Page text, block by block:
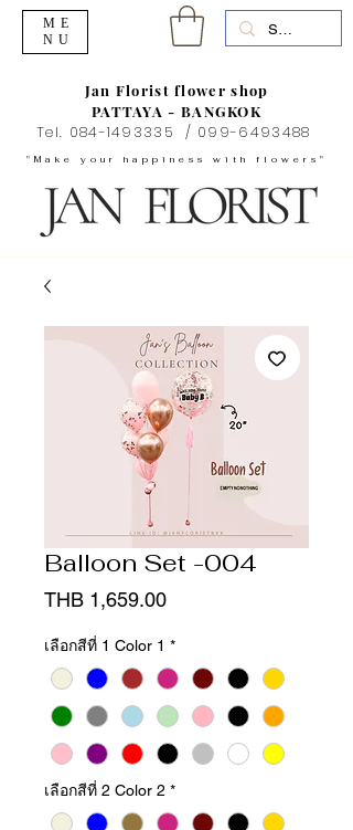
"Make your happiness with flowers"
Jan Florist flower shop
PATTAYA - BANGKOK
Tel. 084-1493335 / 099-6493488
ME
NU
Balloon Set -004
THB 1,659.00Price
เลือกสีที่ 1 Color 1 *
เลือกสีที่ 2 Color 2 *